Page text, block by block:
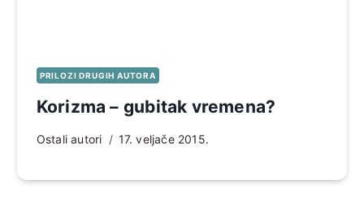
PRILOZI DRUGIH AUTORA
Korizma – gubitak vremena?
Ostali autori 17. veljače 2015.